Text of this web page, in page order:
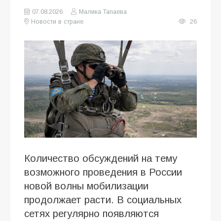
07.08.2026
Малика Тапаева
Новости в стране
26
Количество обсуждений на тему
возможного проведения в России
новой волны мобилизации
продолжает расти. В социальных
сетях регулярно появляются